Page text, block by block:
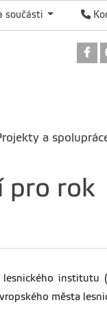
součásti
a
pro rok
institutu
města